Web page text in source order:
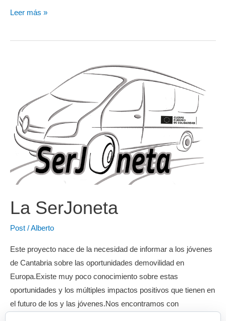
El
impulsa
agentes
sociales
sobre
futuro
Erasmus+
y
Cuerpo
Leer más »
La SerJoneta
Post /Alberto
Este proyecto nace de la necesidad de informar a los jóvenes
de Cantabria sobre las oportunidades demovilidad en
Europa.Existe muy poco conocimiento sobre estas
oportunidades y los múltiples impactos positivos que tienen en
el futuro de los y las jóvenes.Nos encontramos con